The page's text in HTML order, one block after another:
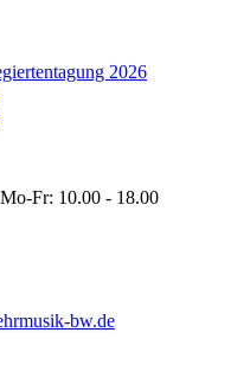
2026
Mo-Fr: 10.00 - 18.00